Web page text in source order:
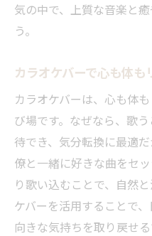
気の中で、上質な音楽と
う。
カラオケバーで心も体も
カラオケバーは、心も体
び場です。なぜなら、歌
待でき、気分転換に最適
僚と一緒に好きな曲をセ
り歌い込むことで、自然
ケバーを活用することで
向きな気持ちを取り戻せる